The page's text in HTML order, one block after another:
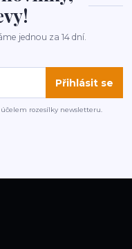
jednou za 14 dní.
Přihlásit se
účelem rozesílky newsletteru.